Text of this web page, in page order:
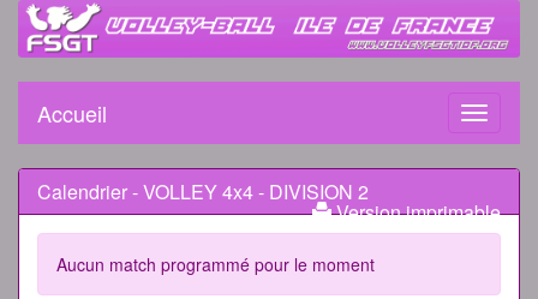
Toggle
Accueil
Calendrier - VOLLEY 4x4 - DIVISION 2
Version imprimable
Aucun match programmé pour le moment